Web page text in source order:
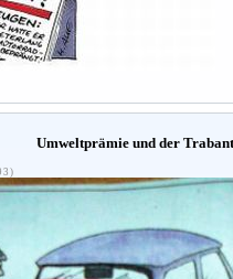
Umweltprämie und der